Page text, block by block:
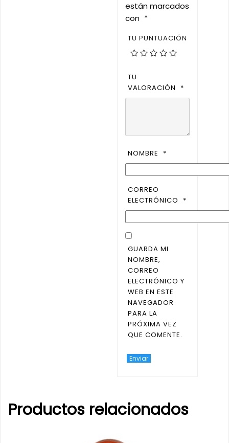
están marcados
con *
TU PUNTUACIÓN
TU
VALORACIÓN
*
NOMBRE *
CORREO
ELECTRÓNICO
*
GUARDA MI
NOMBRE,
CORREO
ELECTRÓNICO Y
WEB EN ESTE
NAVEGADOR
PARA LA
PRÓXIMA VEZ
QUE COMENTE.
Productos relacionados